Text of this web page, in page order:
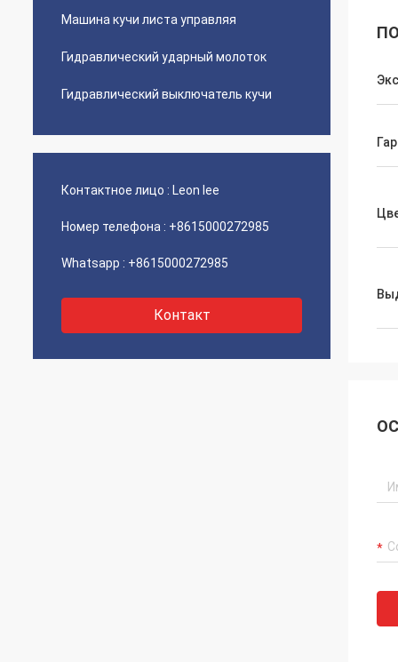
Машина кучи листа управляя
Гидравлический ударный молоток
Гидравлический выключатель кучи
Контактное лицо : Leon lee
Номер телефона : +8615000272985
Whatsapp : +8615000272985
Контакт